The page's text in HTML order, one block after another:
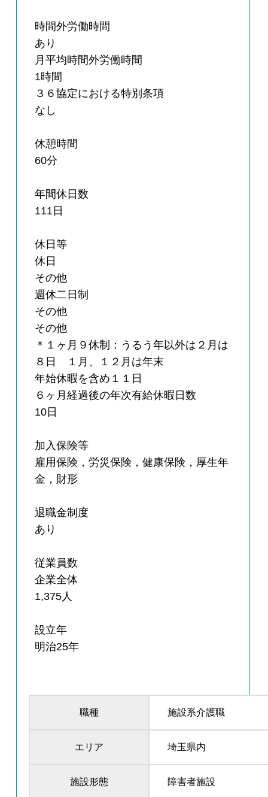
時間外労働時間
あり
月平均時間外労働時間
1時間
３６協定における特別条項
なし
休憩時間
60分
年間休日数
111日
休日等
休日
その他
週休二日制
その他
その他
＊１ヶ月９休制：うるう年以外は２月は
８日 １月、１２月は年末
年始休暇を含め１１日
６ヶ月経過後の年次有給休暇日数
10日
加入保険等
雇用保険，労災保険，健康保険，厚生年
金，財形
退職金制度
あり
従業員数
企業全体
1,375人
設立年
明治25年
職種 施設系介護職
エリア 埼玉県内
施設形態 障害者施設